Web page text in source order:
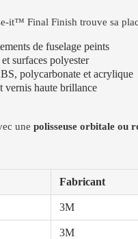
it™ Final Finish trouve sa
de fuselage peints
surfaces polyester
polycarbonate et acrylique
vernis haute brillance
une polisseuse orbitale ou
Fabricant
3M
3M